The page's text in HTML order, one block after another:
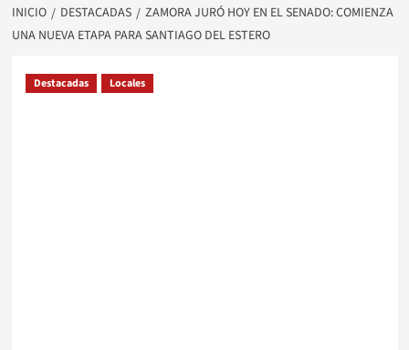
INICIO DESTACADAS
ZAMORA JURÓ HOY EN EL SENADO: COMIENZA
UNA NUEVA ETAPA PARA SANTIAGO DEL ESTERO
Destacadas Locales